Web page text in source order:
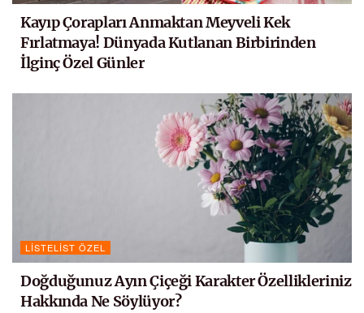
Kayıp Çorapları Anmaktan Meyveli Kek
Fırlatmaya! Dünyada Kutlanan Birbirinden
İlginç Özel Günler
LISTELIST ÖZEL
Doğduğunuz Ayın Çiçeği Karakter Özellikleriniz
Hakkında Ne Söylüyor?